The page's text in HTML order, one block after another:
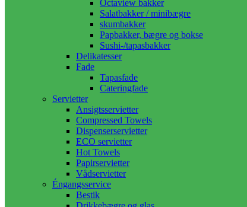
Octaview bakker
Salatbakker / minibægre
skumbakker
Papbakker, bægre og bokse
Sushi-/tapasbakker
Delikatesser
Fade
Tapasfade
Cateringfade
Servietter
Ansigtsservietter
Compressed Towels
Dispenserservietter
ECO servietter
Hot Towels
Papirservietter
Vådservietter
Éngangsservice
Bestik